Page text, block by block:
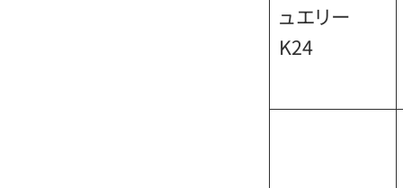
ュエリー
K24